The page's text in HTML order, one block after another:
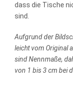
dass die Tische
sind.
Aufgrund der
leicht vom Original
sind Nennmaße,
von 1 bis 3 cm bei